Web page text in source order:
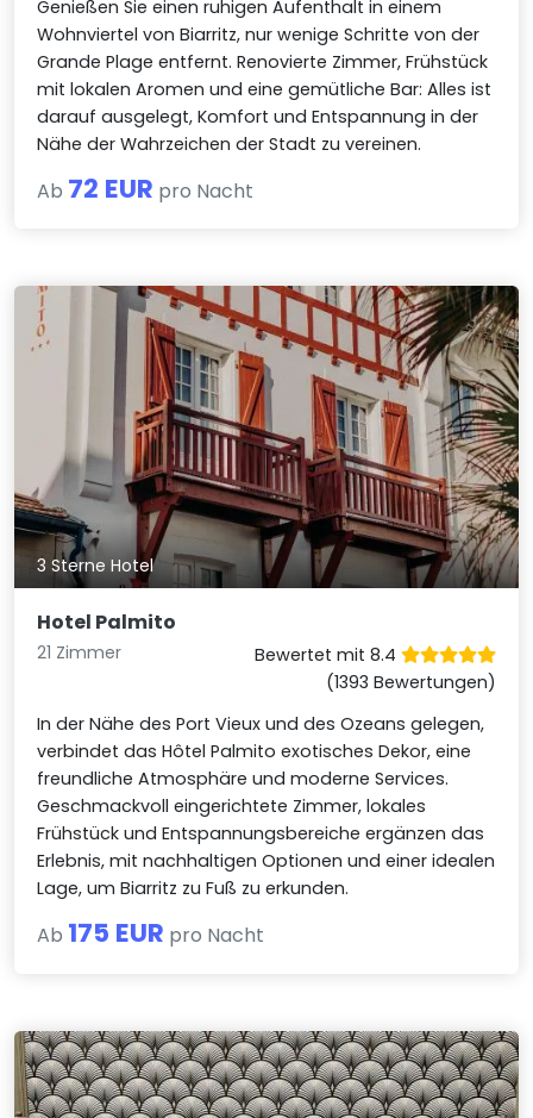
Genießen Sie einen ruhigen Aufenthalt in einem
Wohnviertel von Biarritz, nur wenige Schritte von der
Grande Plage entfernt. Renovierte Zimmer, Frühstück
mit lokalen Aromen und eine gemütliche Bar: Alles ist
darauf ausgelegt, Komfort und Entspannung in der
Nähe der Wahrzeichen der Stadt zu vereinen.
Ab 72 EUR pro Nacht
3 Sterne Hotel
Hotel Palmito
21 Zimmer
Bewertet mit 8.4
(1393 Bewertungen)
In der Nähe des Port Vieux und des Ozeans gelegen,
verbindet das Hôtel Palmito exotisches Dekor, eine
freundliche Atmosphäre und moderne Services.
Geschmackvoll eingerichtete Zimmer, lokales
Frühstück und Entspannungsbereiche ergänzen das
Erlebnis, mit nachhaltigen Optionen und einer idealen
Lage, um Biarritz zu Fuß zu erkunden.
Ab 175 EUR pro Nacht